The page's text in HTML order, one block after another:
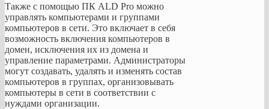
Также с помощью ПК ALD Pro можно
управлять компьютерами и группами
компьютеров в сети. Это включает в себя
возможность включения компьютеров в
домен, исключения их из домена и
управление параметрами. Администраторы
могут создавать, удалять и изменять состав
компьютеров в группах, организовывать
компьютеры в сети в соответствии с
нуждами организации.
типами
прикладного
программного
обеспечения,
для
нее
создано
отдельное
<a
href="https://www.aldpro.ru">управление